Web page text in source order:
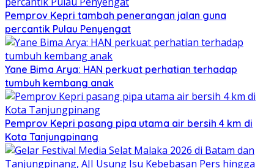
Pemprov Kepri tambah penerangan jalan guna
percantik Pulau Penyengat
Yane Bima Arya: HAN perkuat perhatian terhadap
tumbuh kembang anak
Pemprov Kepri pasang pipa utama air bersih 4 km di
Kota Tanjungpinang